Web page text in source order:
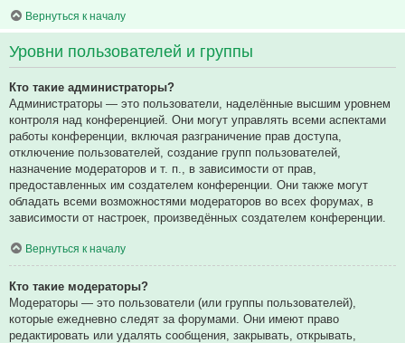
Вернуться к началу
Уровни пользователей и группы
Кто такие администраторы?
Администраторы — это пользователи, наделённые высшим уровнем
контроля над конференцией. Они могут управлять всеми аспектами
работы конференции, включая разграничение прав доступа,
отключение пользователей, создание групп пользователей,
назначение модераторов и т. п., в зависимости от прав,
предоставленных им создателем конференции. Они также могут
обладать всеми возможностями модераторов во всех форумах, в
зависимости от настроек, произведённых создателем конференции.
Вернуться к началу
Кто такие модераторы?
Модераторы — это пользователи (или группы пользователей),
которые ежедневно следят за форумами. Они имеют право
редактировать или удалять сообщения, закрывать, открывать,